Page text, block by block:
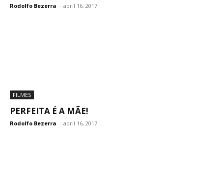
Rodolfo Bezerra - abril 16, 2017
FILMES
PERFEITA É A MÃE!
Rodolfo Bezerra - abril 16, 2017